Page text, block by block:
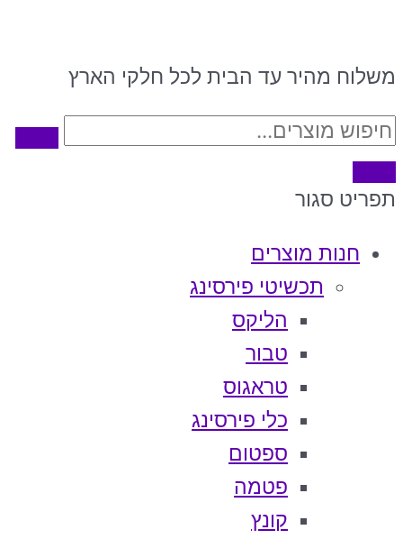
משלוח מהיר עד הבית לכל חלקי הארץ
תפריט סגור
חנות מוצרים
תכשיטי פירסינג
הליקס
טבור
טראגוס
כלי פירסינג
ספטום
פטמה
קונץ